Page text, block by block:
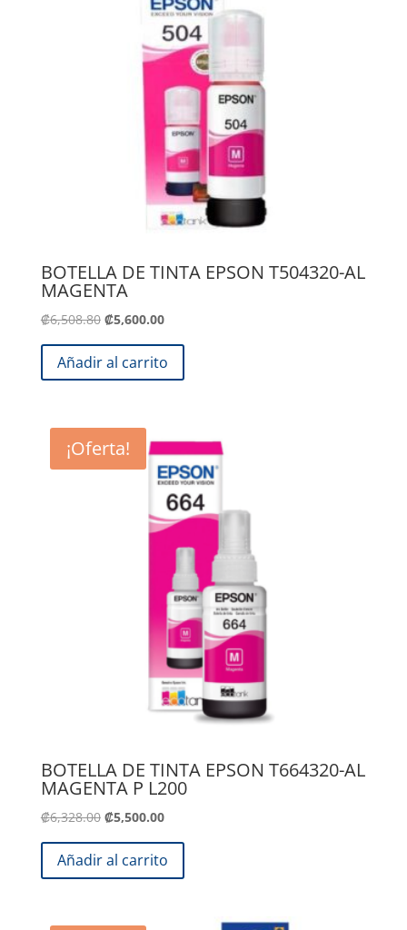
BOTELLA DE TINTA EPSON T504320-AL
MAGENTA
₡6,508.80 El
original
era:
₡5,600.00El
actual
es:
Añadir al carrito
¡Oferta!
BOTELLA DE TINTA EPSON T664320-AL
MAGENTA P L200
₡6,328.00 El
original
era:
₡5,500.00El
actual
es:
₡5,500.00
Añadir al carrito